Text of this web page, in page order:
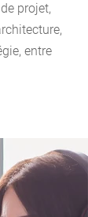
projet,
entre